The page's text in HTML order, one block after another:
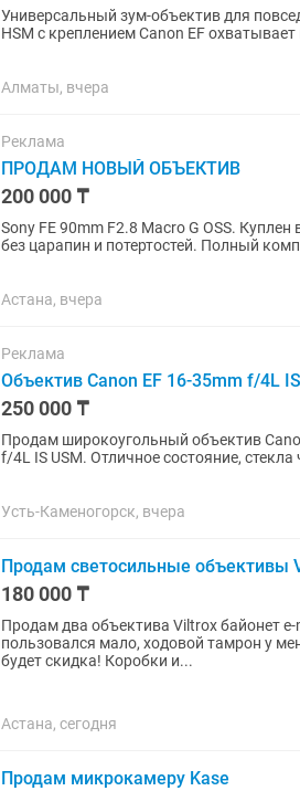
Универсальный зум-объектив для
HSM с креплением Canon EF
Алматы, вчера
Реклама
ПРОДАМ НОВЫЙ ОБЪЕКТИВ
200 000 ₸
Sony FE 90mm F2.8 Macro G OSS.
без царапин и потертостей. Полный
Астана, вчера
Реклама
Объектив Canon EF 16-35mm f/4L
250 000 ₸
Продам широкоугольный объектив
f/4L IS USM. Отличное состояние,
Усть-Каменогорск, вчера
Продам светосильные объективы
180 000 ₸
Продам два объектива Viltrox байонет
пользовался мало, ходовой тамрон у
будет скидка! Коробки и...
Астана, сегодня
Продам микрокамеру Kase